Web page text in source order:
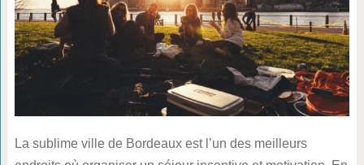
La sublime ville de Bordeaux est l’un des meilleurs